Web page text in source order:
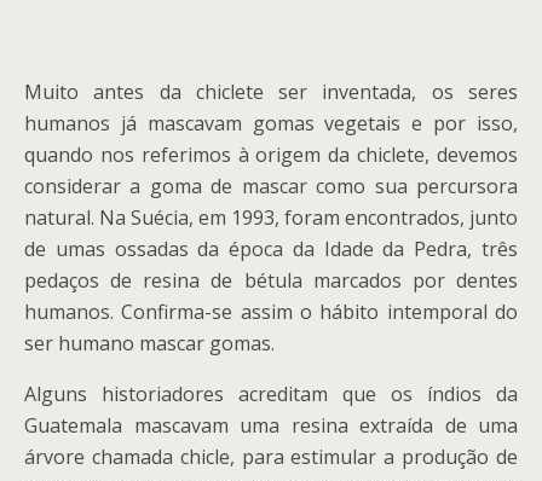
Muito antes da chiclete ser inventada, os seres
humanos já mascavam gomas vegetais e por isso,
quando nos referimos à origem da chiclete, devemos
considerar a goma de mascar como sua percursora
natural. Na Suécia, em 1993, foram encontrados, junto
de umas ossadas da época da Idade da Pedra, três
pedaços de resina de bétula marcados por dentes
humanos. Confirma-se assim o hábito intemporal do
ser humano mascar gomas.
Alguns historiadores acreditam que os índios da
Guatemala mascavam uma resina extraída de uma
árvore chamada chicle, para estimular a produção de